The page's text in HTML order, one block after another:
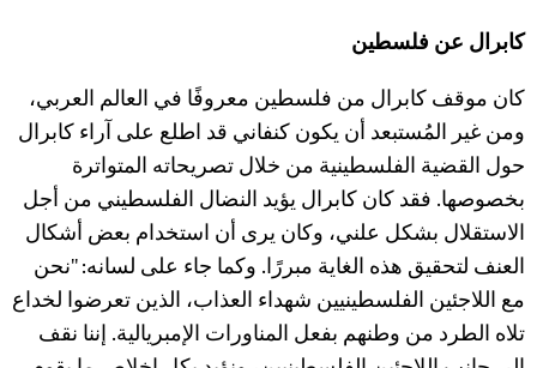
كابرال عن فلسطين
كان موقف كابرال من فلسطين معروفًا في العالم العربي،
ومن غير المُستبعد أن يكون كنفاني قد اطلع على آراء كابرال
حول القضية الفلسطينية من خلال تصريحاته المتواترة
بخصوصها. فقد كان كابرال يؤيد النضال الفلسطيني من أجل
الاستقلال بشكل علني، وكان يرى أن استخدام بعض أشكال
العنف لتحقيق هذه الغاية مبررًا. وكما جاء على لسانه: "نحن
مع اللاجئين الفلسطينيين شهداء العذاب، الذين تعرضوا لخداع
تلاه الطرد من وطنهم بفعل المناورات الإمبريالية. إننا نقف